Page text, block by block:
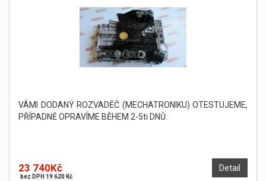
VÁMI DODANÝ ROZVADĚČ (MECHATRONIKU) OTESTUJEME,
PŘÍPADNĚ OPRAVÍME BĚHEM 2-5ti DNŮ.
Detail
23 740Kč
bez DPH 19 620 Kč